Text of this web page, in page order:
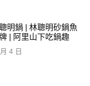
明鍋 | 林聰明砂鍋魚
| 阿里山下吃鍋趣
4 日